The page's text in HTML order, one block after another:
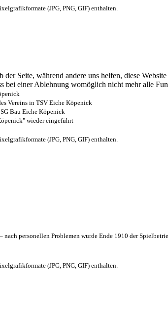
Seite, während andere uns helfen, diese
bei einer Ablehnung womöglich nicht mehr alle
(JPG, PNG, GIF) enthalten.
Vereins in TSV Eiche Köpenick
Bau Eiche Köpenick
wieder eingeführt
(JPG, PNG, GIF) enthalten.
personellen Problemen wurde Ende 1910 der
(JPG, PNG, GIF) enthalten.